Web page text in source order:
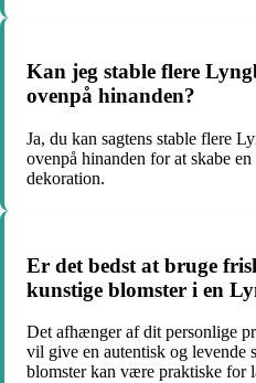
Kan jeg stable flere
ovenpå hinanden?
Ja, du kan sagtens stable flere
ovenpå hinanden for at skabe
dekoration.
Er det bedst at bruge
kunstige blomster i en
Det afhænger af dit personlige
vil give en autentisk og levende
blomster kan være praktiske for